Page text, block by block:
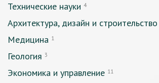
Технические науки 4
Архитектура, дизайн и строительство
Медицина 1
Геология 3
Экономика и управление 11